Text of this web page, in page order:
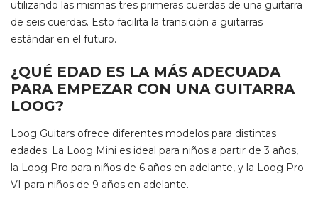
utilizando las mismas tres primeras cuerdas de una guitarra
de seis cuerdas. Esto facilita la transición a guitarras
estándar en el futuro.
¿QUÉ EDAD ES LA MÁS ADECUADA
PARA EMPEZAR CON UNA GUITARRA
LOOG?
Loog Guitars ofrece diferentes modelos para distintas
edades. La Loog Mini es ideal para niños a partir de 3 años,
la Loog Pro para niños de 6 años en adelante, y la Loog Pro
VI para niños de 9 años en adelante.